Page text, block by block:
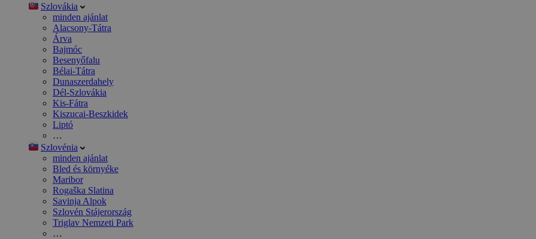
Szlovákia
minden ajánlat
Alacsony-Tátra
Árva
Bajmóc
Besenyőfalu
Bélai-Tátra
Dunaszerdahely
Dél-Szlovákia
Kis-Fátra
Kiszucai-Beszkidek
Liptó
…
Szlovénia
minden ajánlat
Bled és környéke
Maribor
Rogaška Slatina
Savinja Alpok
Szlovén Stájerország
Triglav Nemzeti Park
…